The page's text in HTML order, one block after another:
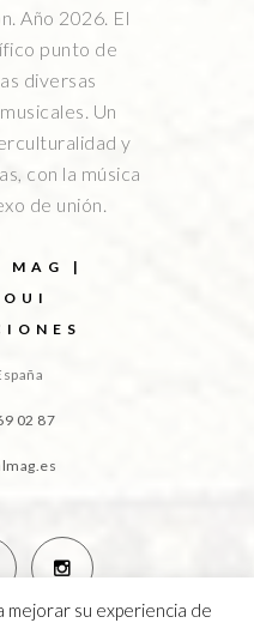
Año 2026. El
punto de
diversas
Un
y
con la música
de unión.
MAG |
02 87
mejorar su experiencia de